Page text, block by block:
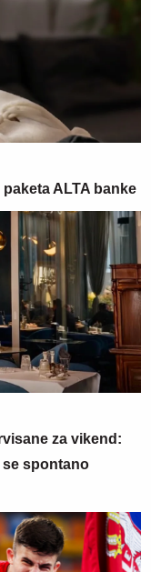
ALTA banke
za vikend:
spontano